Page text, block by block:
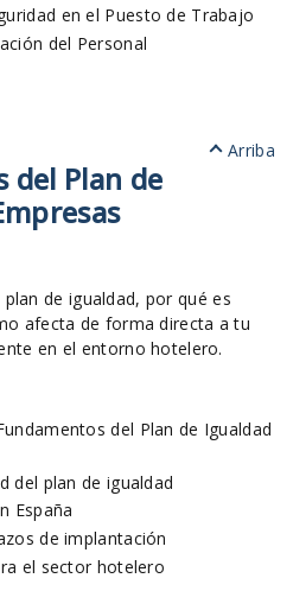
en el Puesto de Trabajo
del Personal
Arriba
del Plan de
de igualdad, por qué es
afecta de forma directa a tu
en el entorno hotelero.
del Plan de Igualdad
del plan de igualdad
España
de implantación
el sector hotelero